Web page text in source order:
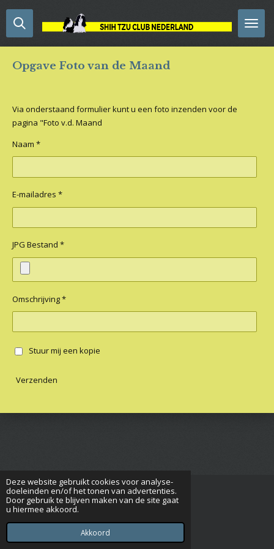
Deze website gebruikt cookies voor analyse-
doeleinden en/of het tonen van advertenties.
Door gebruik te blijven maken van de site gaat
u hiermee akkoord.
Akkoord
Ga
direct
naar
hoofdinhoud
Opgave Foto van de Maand
Via onderstaand formulier kunt u een foto inzenden voor de
pagina "Foto v.d. Maand
Naam *
E-mailadres *
JPG Bestand *
Omschrijving *
Stuur mij een kopie
Verzenden
F
c
e